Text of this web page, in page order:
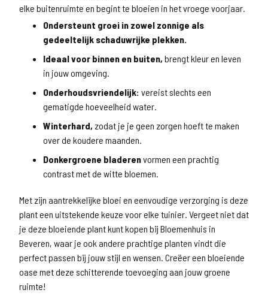
elke buitenruimte en begint te bloeien in het vroege voorjaar.
Ondersteunt groei in zowel zonnige als
gedeeltelijk schaduwrijke plekken.
Ideaal voor binnen en buiten, brengt kleur en leven
in jouw omgeving.
Onderhoudsvriendelijk: vereist slechts een
gematigde hoeveelheid water.
Winterhard, zodat je je geen zorgen hoeft te maken
over de koudere maanden.
Donkergroene bladerenvormen een prachtig
contrast met de witte bloemen.
Met zijn aantrekkelijke bloei en eenvoudige verzorging is deze
plant een uitstekende keuze voor elke tuinier. Vergeet niet dat
je deze bloeiende plant kunt kopen bij Bloemenhuis in
Beveren, waar je ook andere prachtige planten vindt die
perfect passen bij jouw stijl en wensen. Creëer een bloeiende
oase met deze schitterende toevoeging aan jouw groene
ruimte!